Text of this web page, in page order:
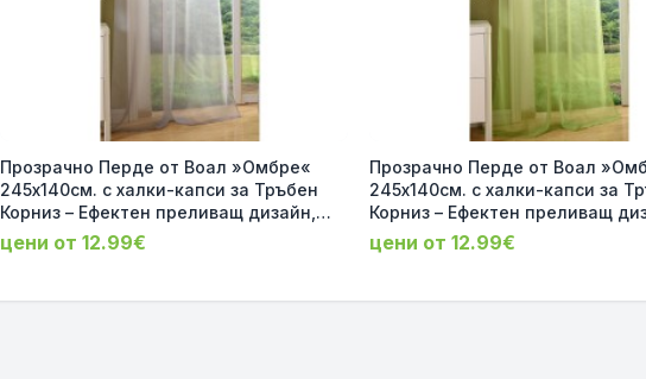
Прозрачно Перде от Воал »Омбре«
245х140см. с халки-капси за Тръбен
Корниз – Ефектен преливащ дизайн,
Цвят Бял-Сив код-20420
цени от 12.99€
Прозрачно Перде от Воал
245х140см. с халки-капси за
Корниз – Ефектен преливащ
Цвят Бял-Зелен код-20420
цени от 12.99€